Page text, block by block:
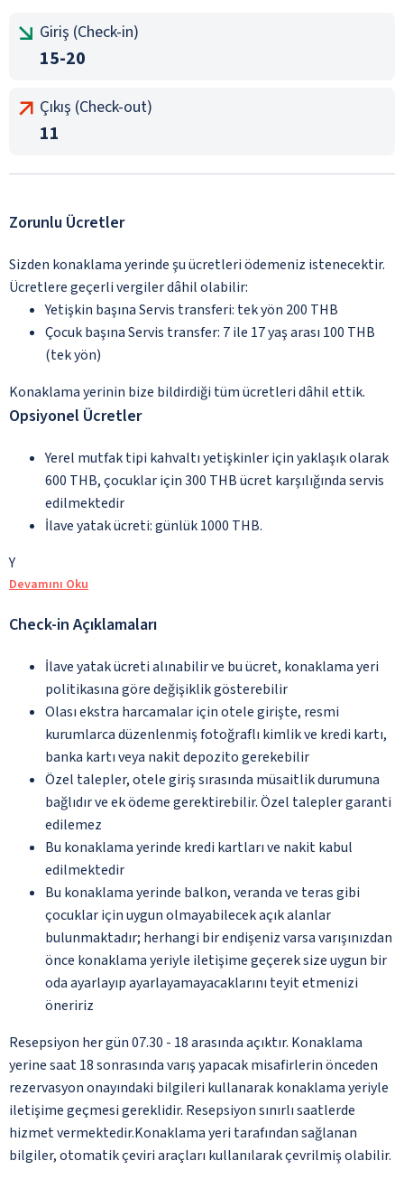
Giriş (Check-in)
15-20
Çıkış (Check-out)
11
Zorunlu Ücretler
Sizden konaklama yerinde şu ücretleri ödemeniz istenecektir.
Ücretlere geçerli vergiler dâhil olabilir:
Yetişkin başına Servis transferi: tek yön 200 THB
Çocuk başına Servis transfer: 7 ile 17 yaş arası 100 THB
(tek yön)
Konaklama yerinin bize bildirdiği tüm ücretleri dâhil ettik.
Opsiyonel Ücretler
Yerel mutfak tipi kahvaltı yetişkinler için yaklaşık olarak
600 THB, çocuklar için 300 THB ücret karşılığında servis
edilmektedir
İlave yatak ücreti: günlük 1000 THB.
Y
Devamını Oku
Check-in Açıklamaları
İlave yatak ücreti alınabilir ve bu ücret, konaklama yeri
politikasına göre değişiklik gösterebilir
Olası ekstra harcamalar için otele girişte, resmi
kurumlarca düzenlenmiş fotoğraflı kimlik ve kredi kartı,
banka kartı veya nakit depozito gerekebilir
Özel talepler, otele giriş sırasında müsaitlik durumuna
bağlıdır ve ek ödeme gerektirebilir. Özel talepler garanti
edilemez
Bu konaklama yerinde kredi kartları ve nakit kabul
edilmektedir
Bu konaklama yerinde balkon, veranda ve teras gibi
çocuklar için uygun olmayabilecek açık alanlar
bulunmaktadır; herhangi bir endişeniz varsa varışınızdan
önce konaklama yeriyle iletişime geçerek size uygun bir
oda ayarlayıp ayarlayamayacaklarını teyit etmenizi
öneririz
Resepsiyon her gün 07.30 - 18 arasında açıktır. Konaklama
yerine saat 18 sonrasında varış yapacak misafirlerin önceden
rezervasyon onayındaki bilgileri kullanarak konaklama yeriyle
iletişime geçmesi gereklidir. Resepsiyon sınırlı saatlerde
hizmet vermektedir.Konaklama yeri tarafından sağlanan
bilgiler, otomatik çeviri araçları kullanılarak çevrilmiş olabilir.